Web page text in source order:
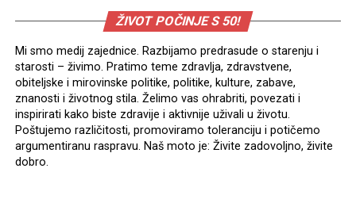
ŽIVOT POČINJE S 50!
Mi smo medij zajednice. Razbijamo predrasude o starenju i
starosti – živimo. Pratimo teme zdravlja, zdravstvene,
obiteljske i mirovinske politike, politike, kulture, zabave,
znanosti i životnog stila. Želimo vas ohrabriti, povezati i
inspirirati kako biste zdravije i aktivnije uživali u životu.
Poštujemo različitosti, promoviramo toleranciju i potičemo
argumentiranu raspravu. Naš moto je: Živite zadovoljno, živite
dobro.